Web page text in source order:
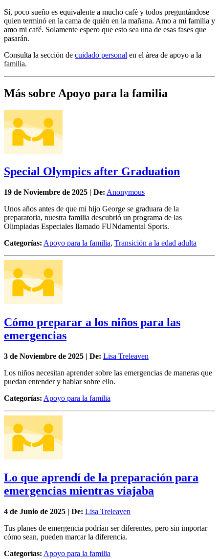
Sí, poco sueño es equivalente a mucho café y todos preguntándose
quien terminó en la cama de quién en la mañana. Amo a mi familia y
amo mi café. Solamente espero que esto sea una de esas fases que
pasarán.
Consulta la sección de cuidado personal en el área de apoyo a la
familia.
Más sobre Apoyo para la familia
Special Olympics after Graduation
19 de Noviembre de 2025 | De: Anonymous
Unos años antes de que mi hijo George se graduara de la
preparatoria, nuestra familia descubrió un programa de las
Olimpiadas Especiales llamado FUNdamental Sports.
Categorías: Apoyo para la familia, Transición a la edad adulta
Cómo preparar a los niños para las
emergencias
3 de Noviembre de 2025 | De: Lisa Treleaven
Los niños necesitan aprender sobre las emergencias de maneras que
puedan entender y hablar sobre ello.
Categorías: Apoyo para la familia
Lo que aprendí de la preparación para
emergencias mientras viajaba
4 de Junio de 2025 | De: Lisa Treleaven
Tus planes de emergencia podrían ser diferentes, pero sin importar
cómo sean, pueden marcar la diferencia.
Categorías: Apoyo para la familia